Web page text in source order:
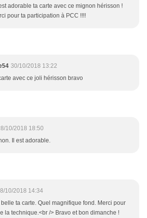
adorable ta carte avec ce mignon hérisson !
pour ta participation à PCC !!!!
30/10/2018 13:22
avec ce joli hérisson bravo
10/2018 18:50
Il est adorable.
10/2018 14:34
belle ta carte. Quel magnifique fond. Merci pour
la technique.<br /> Bravo et bon dimanche !